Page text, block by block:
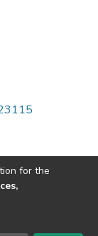
for the